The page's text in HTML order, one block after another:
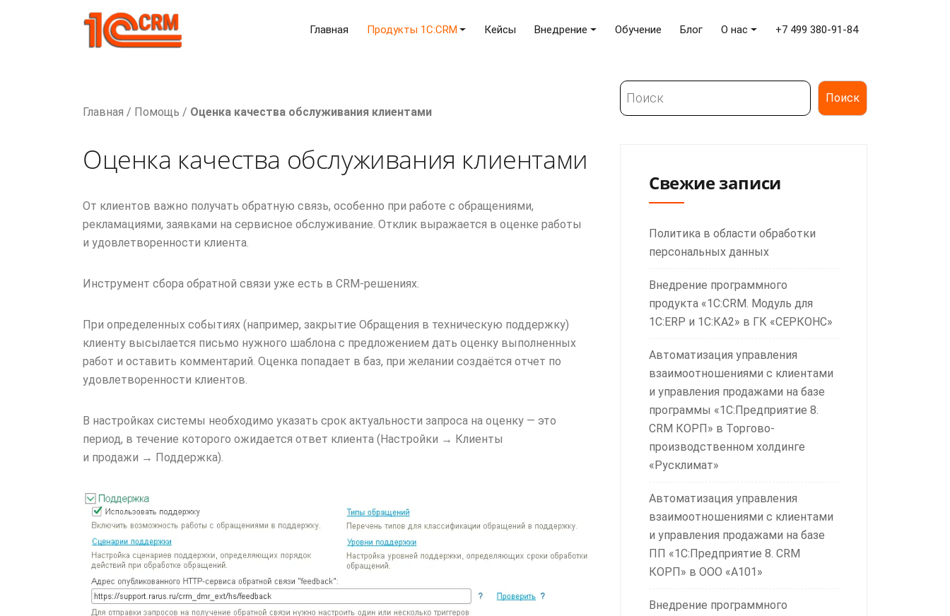
Главная Продукты 1C:CRM Кейсы Внедрение Обучение Блог О нас +7 499 380-91-84
Главная / Помощь / Оценка качества обслуживания клиентами
Оценка качества обслуживания клиентами
От клиентов важно получать обратную связь, особенно при работе с обращениями,
рекламациями, заявками на сервисное обслуживание. Отклик выражается в оценке работы
и удовлетворенности клиента.
Инструмент сбора обратной связи уже есть в CRM‑решениях.
При определенных событиях (например, закрытие Обращения в техническую поддержку)
клиенту высылается письмо нужного шаблона с предложением дать оценку выполненных
работ и оставить комментарий. Оценка попадает в баз, при желании создаётся отчет по
удовлетворенности клиентов.
В настройках системы необходимо указать срок актуальности запроса на оценку — это
период, в течение которого ожидается ответ клиента (Настройки → Клиенты
и продажи → Поддержка).
Поиск
Поиск
Свежие записи
Политика в области обработки
персональных данных
Внедрение программного
продукта «1С:CRM. Модуль для
1С:ERP и 1С:КА2» в ГК «СЕРКОНС»
Автоматизация управления
взаимоотношениями с клиентами
и управления продажами на базе
программы «1С:Предприятие 8.
CRM КОРП» в Торгово-
производственном холдинге
«Русклимат»
Автоматизация управления
взаимоотношениями с клиентами
и управления продажами на базе
ПП «1С:Предприятие 8. CRM
КОРП» в ООО «А101»
Внедрение программного